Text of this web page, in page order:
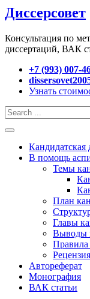
Диссерсовет
Консультация по
диссертаций, ВАК
+7 (993) 007-
Узнать
Кандидатская
В помощь
Темы
План
Главы
Выводы
Правила
Автореферат
Монография
ВАК статьи